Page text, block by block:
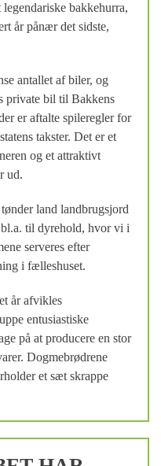
bakkehurra,
år pånær det sidste,
antallet af biler, og
private bil til Bakkens
er aftalte spileregler for
takster. Det er et
og et attraktivt
ud.
land landbrugsjord
til dyrehold, hvor vi i
serveres efter
i fælleshuset.
år afvikles
entusiastiske
på at producere en stor
Dogmebrødrene
et sæt skrappe